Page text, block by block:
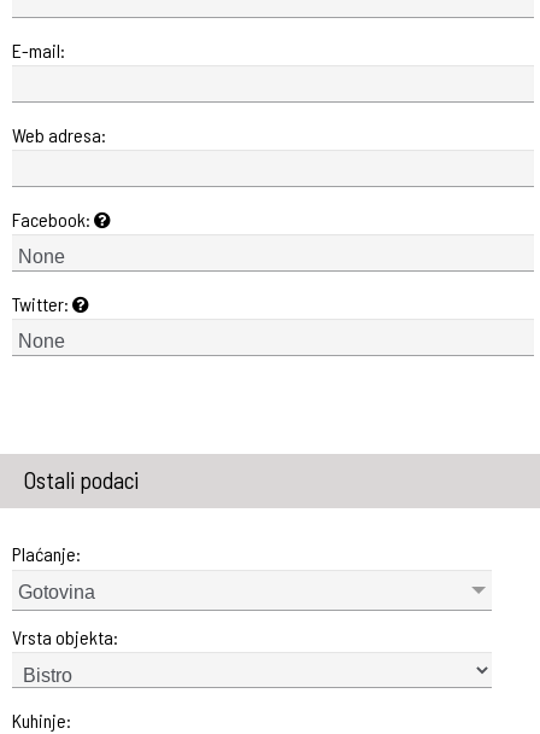
E-mail:
Web adresa:
Facebook:
Twitter:
Ostali podaci
Plaćanje:
Gotovina
Vrsta objekta:
Kuhinje: